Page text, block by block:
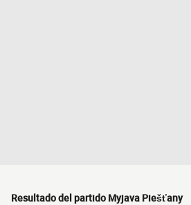
Resultado del partido Myjava Piešťany